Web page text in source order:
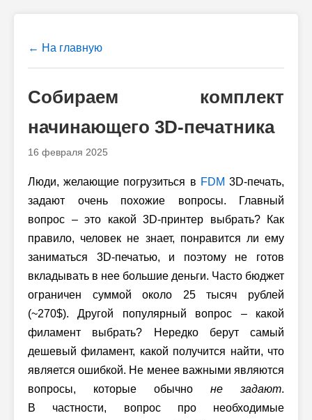
← На главную
Собираем комплект
начинающего 3D-печатника
16 февраля 2025
Люди, желающие погрузиться в FDM 3D-печать,
задают очень похожие вопросы. Главный
вопрос – это какой 3D-принтер выбрать? Как
правило, человек не знает, понравится ли ему
заниматься 3D-печатью, и поэтому не готов
вкладывать в нее большие деньги. Часто бюджет
ограничен суммой около 25 тысяч рублей
(~270$). Другой популярный вопрос – какой
филамент выбрать? Нередко берут самый
дешевый филамент, какой получится найти, что
является ошибкой. Не менее важными являются
вопросы, которые обычно не задают.
В частности, вопрос про необходимые